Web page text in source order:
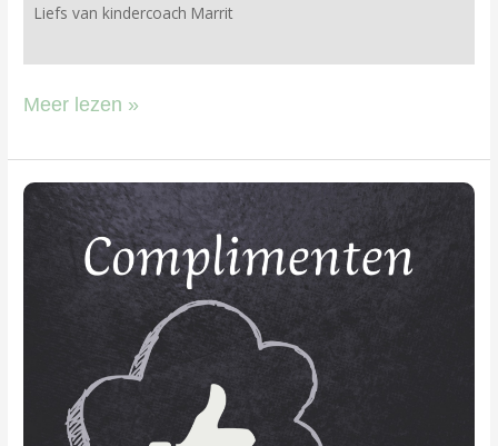
Liefs van kindercoach Marrit
Meer lezen »
Complimenten